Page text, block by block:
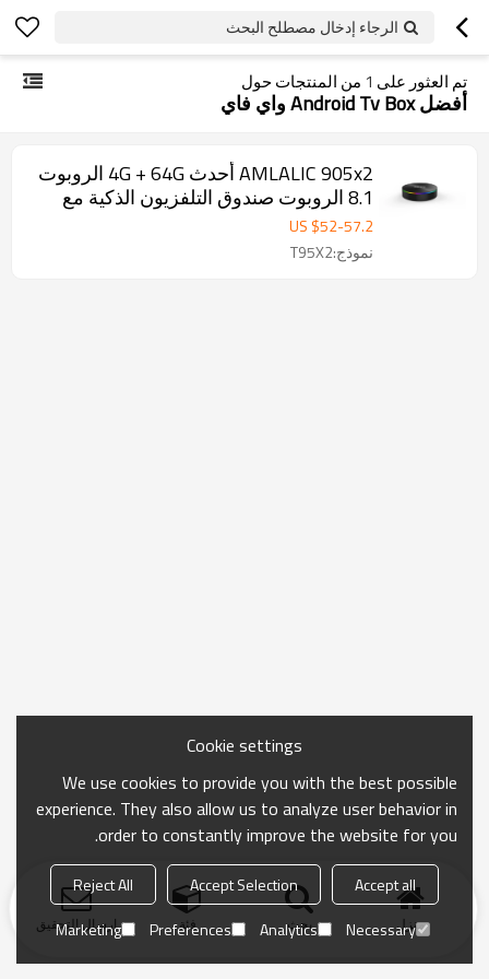
الرجاء إدخال مصطلح البحث
تم العثور على 1 من المنتجات حول
أفضل Android Tv Box واي فاي
AMLALIC 905x2 أحدث 4G + 64G الروبوت
8.1 الروبوت صندوق التلفزيون الذكية مع
الروبوت المصنعين والموردين
US $52-57.2
نموذج:T95X2
منزل بحث فئة ارسال التحقيق
Cookie settings
We use cookies to provide you with the best possible
experience. They also allow us to analyze user behavior in
order to constantly improve the website for you.
Accept all
Accept Selection
Reject All
Necessary
Analytics
Preferences
Marketing